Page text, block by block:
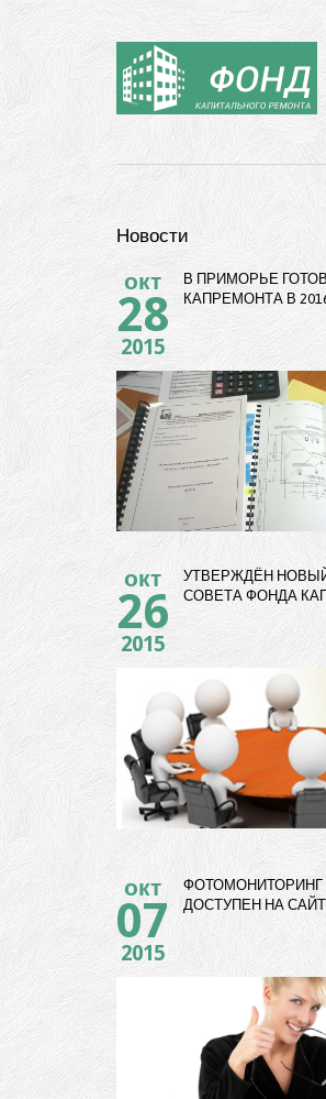
Новости
окт
28
2015
В ПРИМОРЬЕ
КАПРЕМОНТА В
окт
26
2015
УТВЕРЖДЁН
СОВЕТА ФОНДА
окт
07
2015
ДОСТУПЕН НА